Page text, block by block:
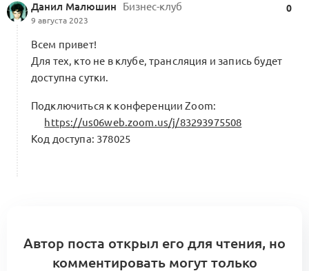
(KA2.1.2, KA2.2.6, KA2.3.2−2.3.4)
Брендинг и маркетинг
1 комментарий
Брендинг и айдентика с Альянсом
x Beinopen и студией дизайна SANDS
Брендинг и маркетинг
Данил Малюшин Бизнес-клуб
9 августа 2023
0
Всем привет!
Для тех, кто не в клубе, трансляция и запись будет
доступна сутки.
Подключиться к конференции Zoom:
https://us06web.zoom.us/j/83293975508
Код доступа: 378025
Автор поста открыл его для чтения, но
комментировать могут только